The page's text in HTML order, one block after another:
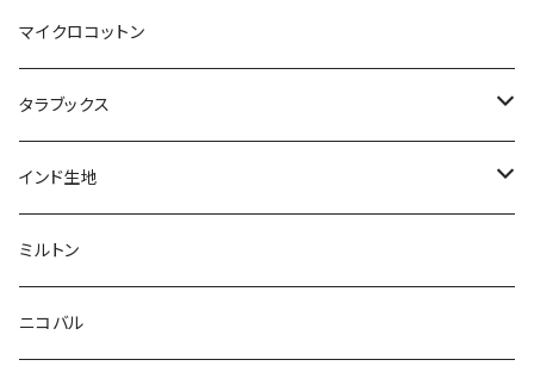
マイクロコットン
タラブックス
本
ポストカード
アートプリント
インド生地
ブロックプリント
アジュラック
ミルトン
ニコバル